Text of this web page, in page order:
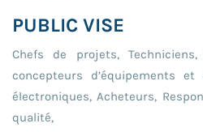
PUBLIC VISE
Chefs de projets,
concepteurs d’équipements
électroniques, Acheteurs,
qualité,